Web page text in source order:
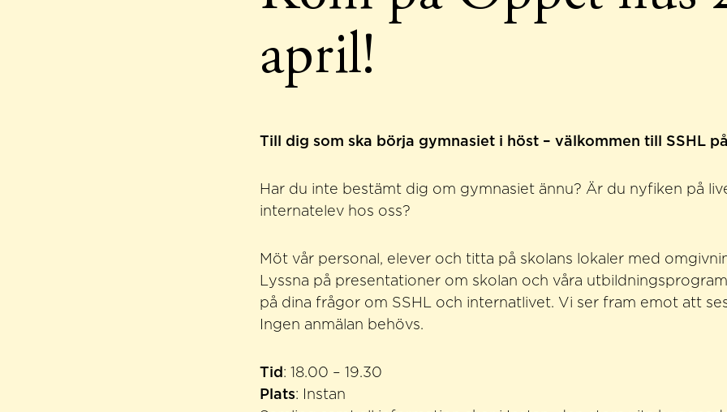
april!
Till dig som ska börja gymnasiet i höst – välkommen till SSHL
Har du inte bestämt dig om gymnasiet ännu? Är du nyfiken på
internatelev hos oss?
Möt vår personal, elever och titta på skolans lokaler med
Lyssna på presentationer om skolan och våra
på dina frågor om SSHL och internatlivet. Vi ser fram emot att
Ingen anmälan behövs.
Tid : 18.00 – 19.30
Plats: Instan